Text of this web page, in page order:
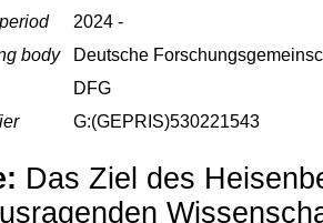
2024 -
body
Deutsche
DFG
G:(GEPRIS)530221543
Das Ziel des